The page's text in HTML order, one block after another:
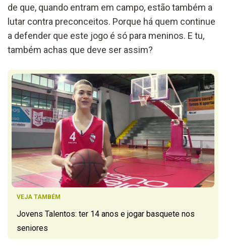
de que, quando entram em campo, estão também a
lutar contra preconceitos. Porque há quem continue
a defender que este jogo é só para meninos. E tu,
também achas que deve ser assim?
VEJA TAMBÉM
Jovens Talentos: ter 14 anos e jogar basquete nos
seniores